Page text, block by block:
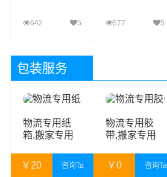
642 5 577 5
包装服务
物流专用纸
箱,搬家专用
箱,搬家纸箱,
搬家打包纸箱
￥ 20 咨询Ta
物流专用胶
带,搬家专用
带,封箱胶带
￥0 咨询Ta